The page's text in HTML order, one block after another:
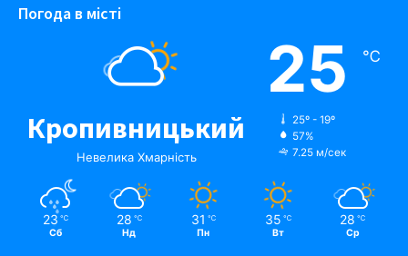
Погода в місті
Кропивницький
Невелика Хмарність
25 ℃
25º - 19º
57%
7.25 м/сек
23 ℃
Сб
28 ℃
Нд
31 ℃
Пн
35 ℃
Вт
28 ℃
Ср